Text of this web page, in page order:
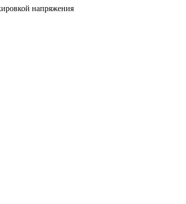
напряжения